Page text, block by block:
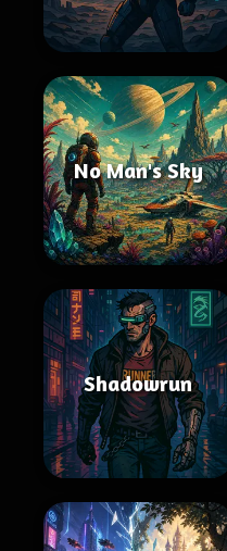
No Man's Sky
Shadowrun